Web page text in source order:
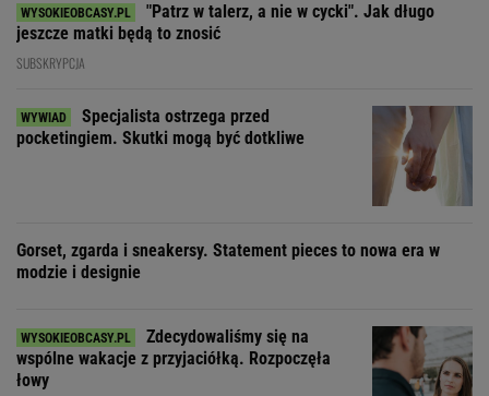
"Patrz w talerz, a nie w cycki". Jak długo
jeszcze matki będą to znosić
SUBSKRYPCJA
Specjalista ostrzega przed
pocketingiem. Skutki mogą być dotkliwe
Gorset, zgarda i sneakersy. Statement pieces to nowa era w
modzie i designie
Zdecydowaliśmy się na
wspólne wakacje z przyjaciółką. Rozpoczęła
łowy